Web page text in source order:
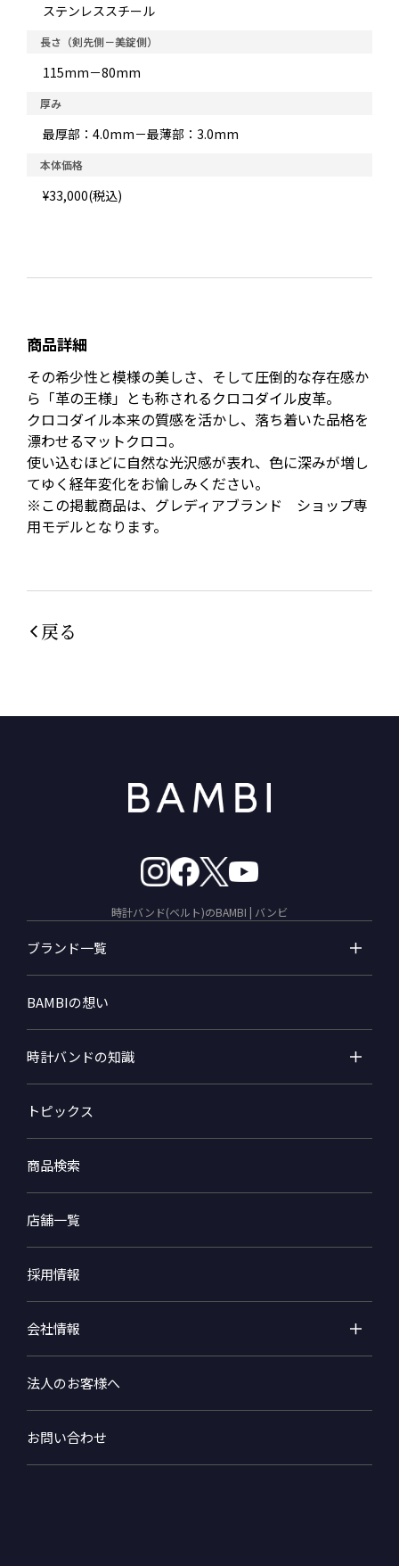
ステンレススチール
長さ（剣先側－美錠側）
115mm－80mm
厚み
最厚部：4.0mm－最薄部：3.0mm
本体価格
¥33,000(税込)
商品詳細
その希少性と模様の美しさ、そして圧倒的な存在感か
ら「革の王様」とも称されるクロコダイル皮革。
クロコダイル本来の質感を活かし、落ち着いた品格を
漂わせるマットクロコ。
使い込むほどに自然な光沢感が表れ、色に深みが増し
てゆく経年変化をお愉しみください。
※この掲載商品は、グレディアブランド ショップ専
用モデルとなります。
戻る
時計バンド(ベルト)のBAMBI | バンビ
ブランド一覧
BAMBIの想い
時計バンドの知識
トピックス
商品検索
店舗一覧
採用情報
会社情報
法人のお客様へ
お問い合わせ